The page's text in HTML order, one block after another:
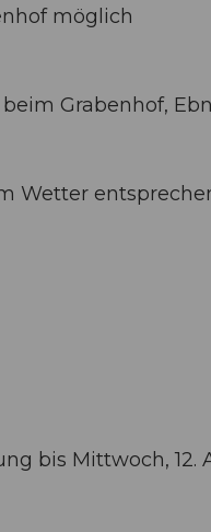
möglich
beim Grabenhof,
Wetter
bis Mittwoch, 12.